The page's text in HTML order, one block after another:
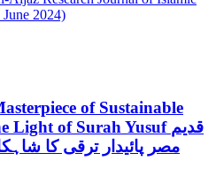
of Sustainable
Light of Surah Yusuf قدیم
مصر پائیدار ترقی کا